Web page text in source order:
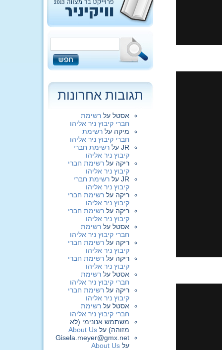
תגובות אחרונות
אסטל על רשימת
חברי קיבוץ ניר אליהו
מיקה על רשימת
חברי קיבוץ ניר אליהו
JR על רשימת חברי
קיבוץ ניר אליהו
ריקה על רשימת חברי
קיבוץ ניר אליהו
JR על רשימת חברי
קיבוץ ניר אליהו
ריקה על רשימת חברי
קיבוץ ניר אליהו
ריקה על רשימת חברי
קיבוץ ניר אליהו
אסטל על רשימת
חברי קיבוץ ניר אליהו
ריקה על רשימת חברי
קיבוץ ניר אליהו
ריקה על רשימת חברי
קיבוץ ניר אליהו
אסטל על רשימת
חברי קיבוץ ניר אליהו
ריקה על רשימת חברי
קיבוץ ניר אליהו
אסטל על רשימת
חברי קיבוץ ניר אליהו
משתמש אנונימי (לא
מזוהה) על About Us
Gisela.meyer@gmx.net
על About Us